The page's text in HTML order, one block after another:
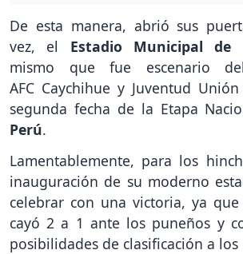
De esta manera, abrió sus
vez, el Estadio Municipal de
mismo que fue escenario
AFC Caychihue y Juventud
segunda fecha de la Etapa
Perú.
Lamentablemente, para los
inauguración de su moderno
celebrar con una victoria, ya
cayó 2 a 1 ante los puneños y
posibilidades de clasificación a